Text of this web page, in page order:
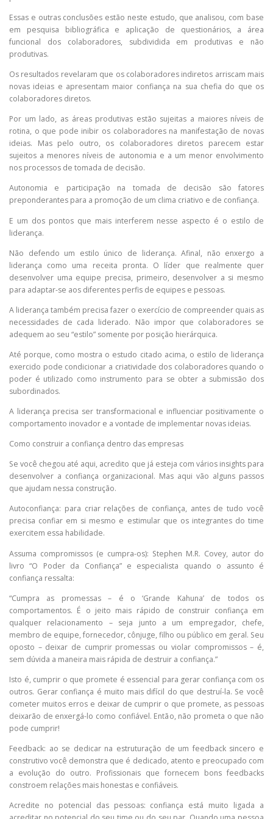
Essas e outras conclusões estão neste estudo, que analisou, com base
em pesquisa bibliográfica e aplicação de questionários, a área
funcional dos colaboradores, subdividida em produtivas e não
produtivas.
Os resultados revelaram que os colaboradores indiretos arriscam mais
novas ideias e apresentam maior confiança na sua chefia do que os
colaboradores diretos.
Por um lado, as áreas produtivas estão sujeitas a maiores níveis de
rotina, o que pode inibir os colaboradores na manifestação de novas
ideias. Mas pelo outro, os colaboradores diretos parecem estar
sujeitos a menores níveis de autonomia e a um menor envolvimento
nos processos de tomada de decisão.
Autonomia e participação na tomada de decisão são fatores
preponderantes para a promoção de um clima criativo e de confiança.
E um dos pontos que mais interferem nesse aspecto é o estilo de
liderança.
Não defendo um estilo único de liderança. Afinal, não enxergo a
liderança como uma receita pronta. O líder que realmente quer
desenvolver uma equipe precisa, primeiro, desenvolver a si mesmo
para adaptar-se aos diferentes perfis de equipes e pessoas.
A liderança também precisa fazer o exercício de compreender quais as
necessidades de cada liderado. Não impor que colaboradores se
adequem ao seu “estilo” somente por posição hierárquica.
Até porque, como mostra o estudo citado acima, o estilo de liderança
exercido pode condicionar a criatividade dos colaboradores quando o
poder é utilizado como instrumento para se obter a submissão dos
subordinados.
A liderança precisa ser transformacional e influenciar positivamente o
comportamento inovador e a vontade de implementar novas ideias.
Como construir a confiança dentro das empresas
Se você chegou até aqui, acredito que já esteja com vários insights para
desenvolver a confiança organizacional. Mas aqui vão alguns passos
que ajudam nessa construção.
Autoconfiança: para criar relações de confiança, antes de tudo você
precisa confiar em si mesmo e estimular que os integrantes do time
exercitem essa habilidade.
Assuma compromissos (e cumpra-os): Stephen M.R. Covey, autor do
livro “O Poder da Confiança” e especialista quando o assunto é
confiança ressalta:
“Cumpra as promessas – é o ‘Grande Kahuna’ de todos os
comportamentos. É o jeito mais rápido de construir confiança em
qualquer relacionamento – seja junto a um empregador, chefe,
membro de equipe, fornecedor, cônjuge, filho ou público em geral. Seu
oposto – deixar de cumprir promessas ou violar compromissos – é,
sem dúvida a maneira mais rápida de destruir a confiança.”
Isto é, cumprir o que promete é essencial para gerar confiança com os
outros. Gerar confiança é muito mais difícil do que destruí-la. Se você
cometer muitos erros e deixar de cumprir o que promete, as pessoas
deixarão de enxergá-lo como confiável. Então, não prometa o que não
pode cumprir!
Feedback: ao se dedicar na estruturação de um feedback sincero e
construtivo você demonstra que é dedicado, atento e preocupado com
a evolução do outro. Profissionais que fornecem bons feedbacks
constroem relações mais honestas e confiáveis.
Acredite no potencial das pessoas: confiança está muito ligada a